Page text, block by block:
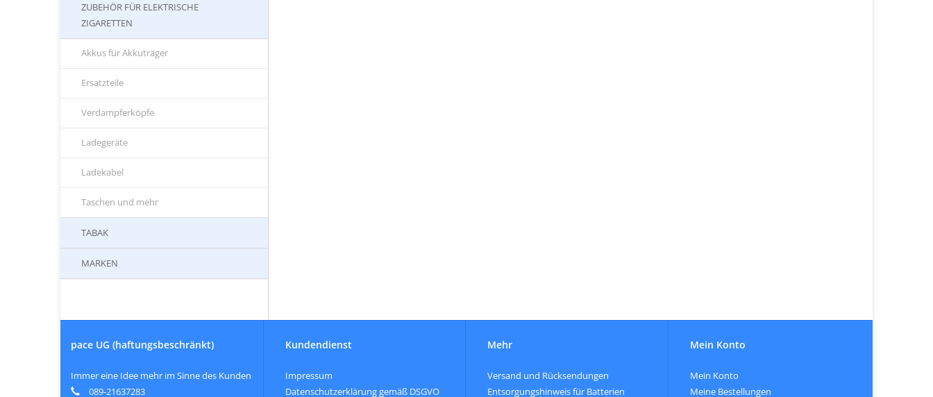
ZUBEHÖR FÜR ELEKTRISCHE
ZIGARETTEN
Akkus für Akkuträger
Ersatzteile
Verdampferköpfe
Ladegeräte
Ladekabel
Taschen und mehr
TABAK
MARKEN
pace UG (haftungsbeschränkt)
Immer eine Idee mehr im Sinne des Kunden
089-21637283
Kundendienst
Impressum
Datenschutzerklärung gemäß DSGVO
Mehr
Versand und Rücksendungen
Entsorgungshinweis für Batterien
Mein Konto
Mein Konto
Meine Bestellungen